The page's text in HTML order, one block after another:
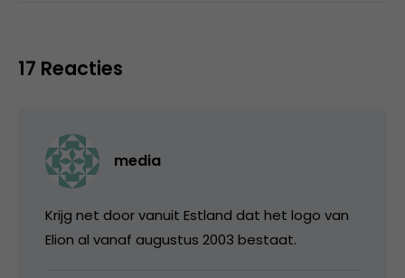
17 Reacties
media
Krijg net door vanuit Estland dat het logo van
Elion al vanaf augustus 2003 bestaat.